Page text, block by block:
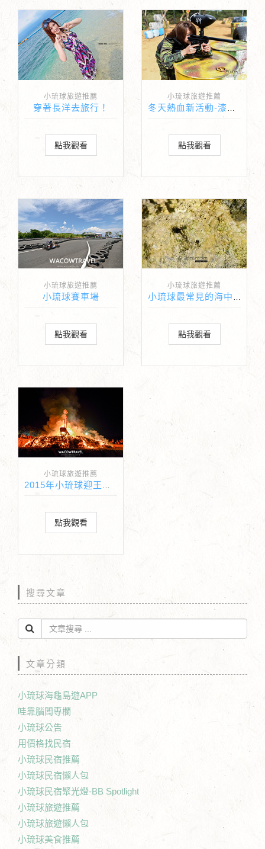
小琉球旅遊推薦
穿著長洋去旅行！
點我觀看
小琉球旅遊推薦
冬天熱血新活動-漆彈生存遊戲
點我觀看
小琉球旅遊推薦
小琉球賽車場
點我觀看
小琉球旅遊推薦
點我觀看
小琉球旅遊推薦
2015年小琉球迎王紀錄
點我觀看
搜尋文章
文章分類
小琉球海龜島遊APP
哇靠腦闆專欄
小琉球公告
用價格找民宿
小琉球民宿推薦
小琉球民宿懶人包
小琉球民宿聚光燈-BB Spotlight
小琉球旅遊推薦
小琉球旅遊懶人包
小琉球美食推薦